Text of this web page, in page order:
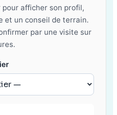
afficher son profil,
et un conseil de terrain.
par une visite sur